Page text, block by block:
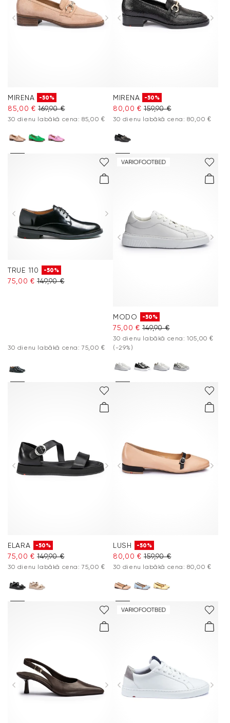
MIRENA -50%
85,00 € 169,90 €
30 dienu labākā cena: 85,00 €
MIRENA -50%
80,00 € 159,90 €
30 dienu labākā cena: 80,00 €
TRUE 110 -50%
75,00 € 149,90 €
30 dienu labākā cena: 75,00 €
MODO -50%
75,00 € 149,90 €
30 dienu labākā cena: 105,00 €
(-29%)
ELARA -50%
75,00 € 149,90 €
30 dienu labākā cena: 75,00 €
LUSH -50%
80,00 € 159,90 €
30 dienu labākā cena: 80,00 €